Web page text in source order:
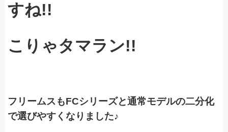
すね!!
こりゃタマラン!!
フリームスもFCシリーズと通常モデルの二分化
で選びやすくなりました♪